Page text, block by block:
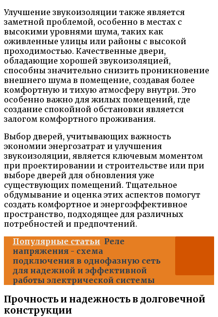
Улучшение звукоизоляции также является
заметной проблемой, особенно в местах с
высокими уровнями шума, таких как
оживленные улицы или районы с высокой
проходимостью. Качественные двери,
обладающие хорошей звукоизоляцией,
способны значительно снизить проникновение
внешнего шума в помещение, создавая более
комфортную и тихую атмосферу внутри. Это
особенно важно для жилых помещений, где
создание спокойной обстановки является
залогом комфортного проживания.
Выбор дверей, учитывающих важность
экономии энергозатрат и улучшения
звукоизоляции, является ключевым моментом
при проектировании и строительстве или при
выборе дверей для обновления уже
существующих помещений. Тщательное
обдумывание и оценка этих аспектов помогут
создать комфортное и энергоэффективное
пространство, подходящее для различных
потребностей и предпочтений.
Популярные статьи Реле
напряжения - схема
подключения в однофазную сеть
для надежной и эффективной
работы электрической системы
Прочность и надежность в долговечной
конструкции